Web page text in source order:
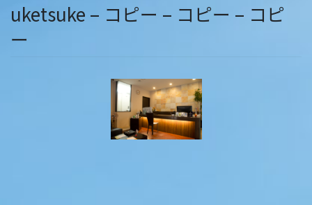
uketsuke – コピー – コピー – コピ
ー